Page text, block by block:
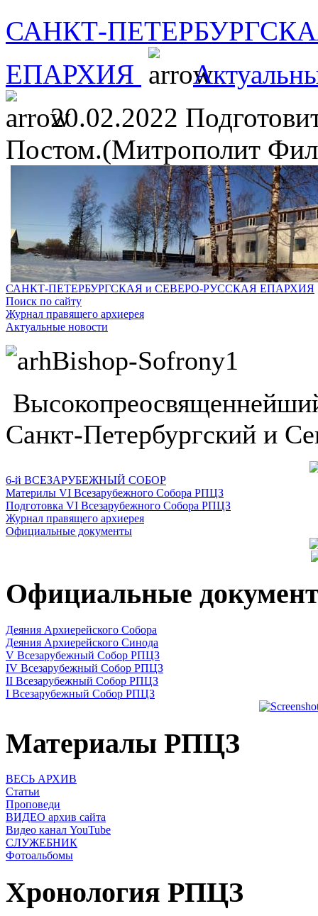
САНКТ-
ЕПАРХИЯ
20.02.2022
Постом.(Митрополит
САНКТ-ПЕТЕРБУРГСКАЯ и СЕВЕРО-РУССКАЯ ЕПАРХИЯ
Поиск по сайту
Журнал правящего архиерея
Актуальные новости
Санкт-Петербургский и
6-й ВСЕЗАРУБЕЖНЫЙ СОБОР
Материлы VI Всезарубежного Собора РПЦЗ
Подготовка VI Всезарубежного Собора РПЦЗ
Журнал правящего архиерея
Официальные документы
Официальные
Деяния Архиерейского Собора
Деяния Архиерейского Синода
V Всезарубежный Собор РПЦЗ
IV Всезарубежный Собор РПЦЗ
II Всезарубежный Собор РПЦЗ
I Всезарубежный Собор РПЦЗ
Материалы РПЦЗ
ВЕСЬ АРХИВ
Статьи
Проповеди
ВИДЕО архив сайта
Видео канал YouTube
СЛУЖЕБНИК
Фотоальбомы
Хронология РПЦЗ